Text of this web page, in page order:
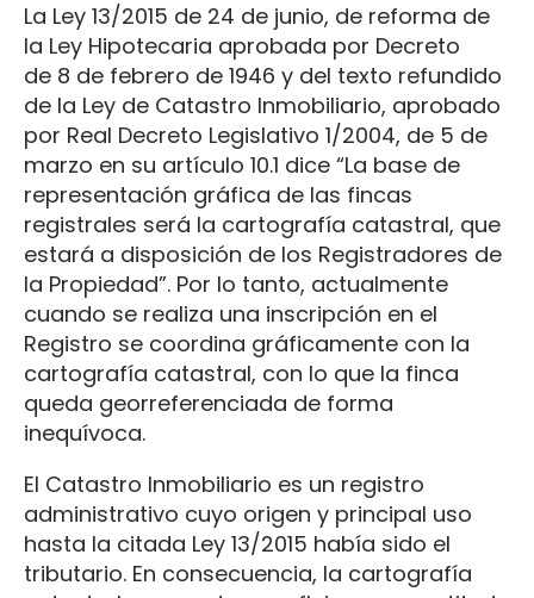
La Ley 13/2015 de 24 de junio, de reforma de
la Ley Hipotecaria aprobada por Decreto
de 8 de febrero de 1946 y del texto refundido
de la Ley de Catastro Inmobiliario, aprobado
por Real Decreto Legislativo 1/2004, de 5 de
marzo en su artículo 10.1 dice “La base de
representación gráfica de las fincas
registrales será la cartografía catastral, que
estará a disposición de los Registradores de
la Propiedad”. Por lo tanto, actualmente
cuando se realiza una inscripción en el
Registro se coordina gráficamente con la
cartografía catastral, con lo que la finca
queda georreferenciada de forma
inequívoca.
El Catastro Inmobiliario es un registro
administrativo cuyo origen y principal uso
hasta la citada Ley 13/2015 había sido el
tributario. En consecuencia, la cartografía